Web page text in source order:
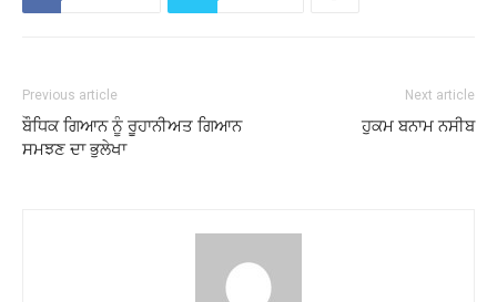
Previous article
ਬੌਧਿਕ ਗਿਆਨ ਨੂੰ ਰੂਹਾਨੀਅਤ ਗਿਆਨ
ਸਮਝਣ ਦਾ ਭੁਲੇਖਾ
Next article
ਹੁਕਮ ਬਨਾਮ ਨਸੀਬ